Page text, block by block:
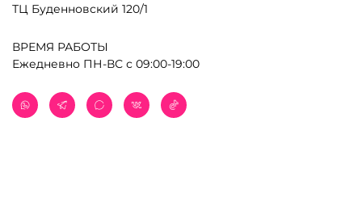
ТЦ Буденновский 120/1
ВРЕМЯ РАБОТЫ
Ежедневно ПН-ВС с 09:00-19:00